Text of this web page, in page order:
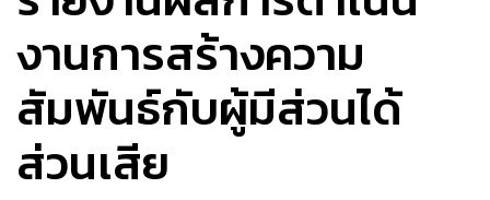
งานการสร้างความ
สัมพันธ์กับผู้มีส่วนได้
ส่วนเสีย